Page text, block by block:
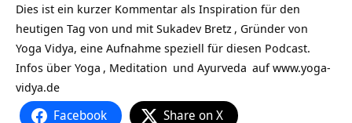
Dies ist ein kurzer Kommentar als Inspiration für den
heutigen Tag von und mit Sukadev Bretz , Gründer von
Yoga Vidya, eine Aufnahme speziell für diesen Podcast.
Infos über Yoga , Meditation und Ayurveda aufwww.yoga-
vidya.de
Facebook Share on X